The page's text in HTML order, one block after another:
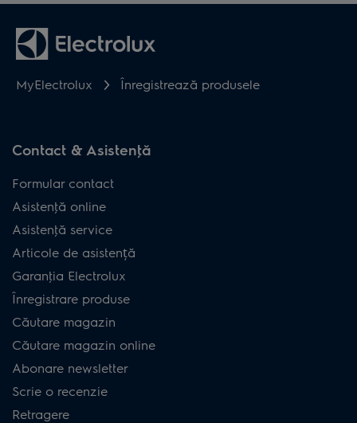
MyElectrolux Înregistrează produsele
Contact & Asistenţă
Formular contact
Asistenţă online
Asistenţă service
Articole de asistență
Garanţia Electrolux
Înregistrare produse
Căutare magazin
Căutare magazin online
Abonare newsletter
Scrie o recenzie
Retragere